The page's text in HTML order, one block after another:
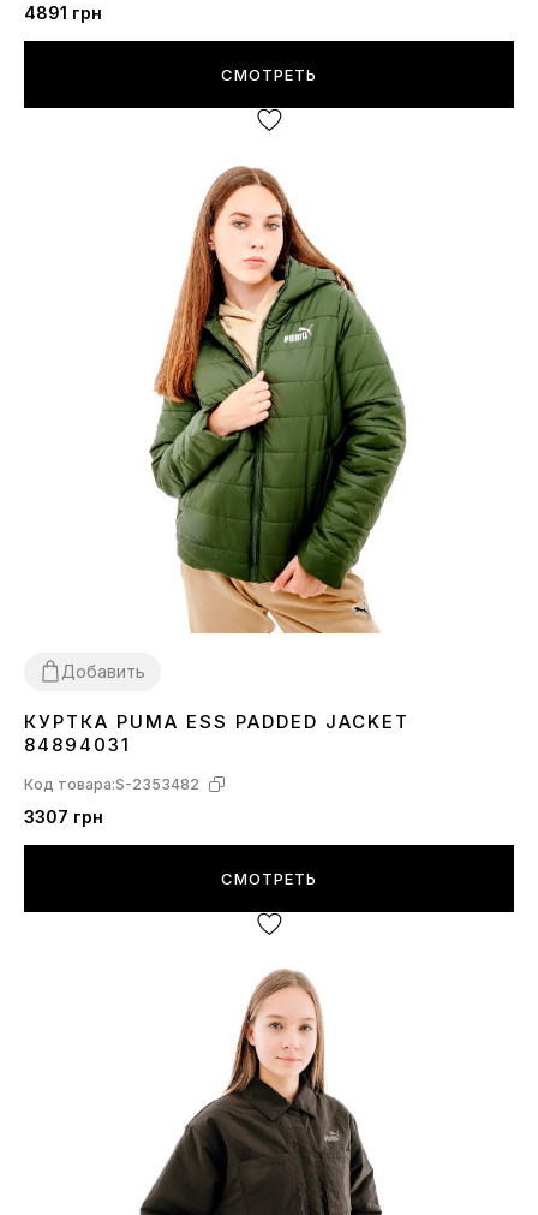
4891 грн
СМОТРЕТЬ
Добавить
XXS XSS
КУРТКА PUMA ESS PADDED JACKET
84894031
Код товара:S-2353482
3307 грн
СМОТРЕТЬ